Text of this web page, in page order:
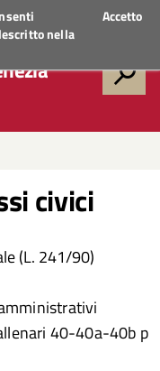
nella
Accetto
civici
(L. 241/90)
40-40a-40b p